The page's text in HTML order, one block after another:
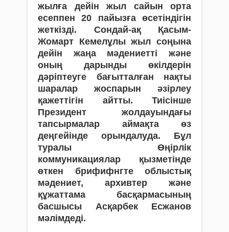
жылға дейін жыл сайын орта
есеппен 20 пайызға өсетіндігін
жеткізді. Сондай-ақ Қасым-
Жомарт Кемелұлы жыл соңына
дейін жаңа мәдениетті және
оның дарынды өкілдерін
дәріптеуге бағытталған нақты
шаралар жоспарын әзірлеу
қажеттігін айтты. Тиісінше
Президент жолдауындағы
тапсырмалар аймақта өз
деңгейінде орындалуда. Бұл
туралы Өңірлік
коммуникациялар қызметінде
өткен брифифнгте облыстық
мәдениет, архивтер және
құжаттама басқармасының
басшысы Асқарбек Есжанов
мәлімдеді.